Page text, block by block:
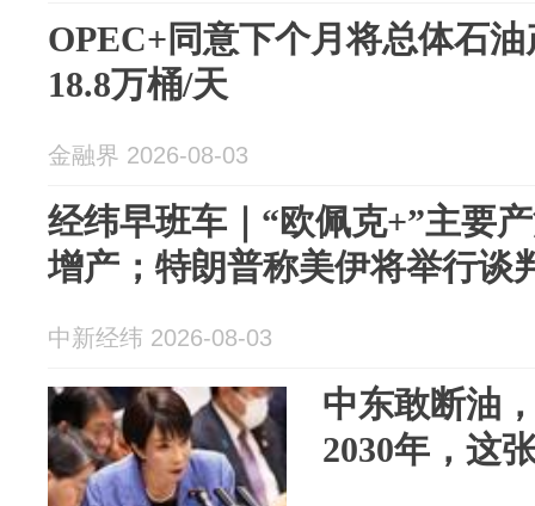
OPEC+同意下个月将总体石
18.8万桶/天
金融界 2026-08-03
经纬早班车｜“欧佩克+”主要
增产；特朗普称美伊将举行谈
中新经纬 2026-08-03
中东敢断油
2030年，这